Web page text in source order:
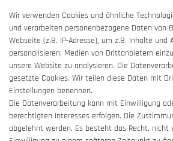
AGB
Impressum
Vertrag
Wir verwenden Cookies und ähnliche
und verarbeiten personenbezogene Daten von
Webseite (z.B. IP-Adresse), um z.B. Inhalte und
personalisieren, Medien von Drittanbietern
unsere Website zu analysieren. Die
gesetzte Cookies. Wir teilen diese Daten mit
Einstellungen benennen.
Die Datenverarbeitung kann mit Einwilligung
berechtigten Interesses erfolgen. Die
abgelehnt werden. Es besteht das Recht, nicht